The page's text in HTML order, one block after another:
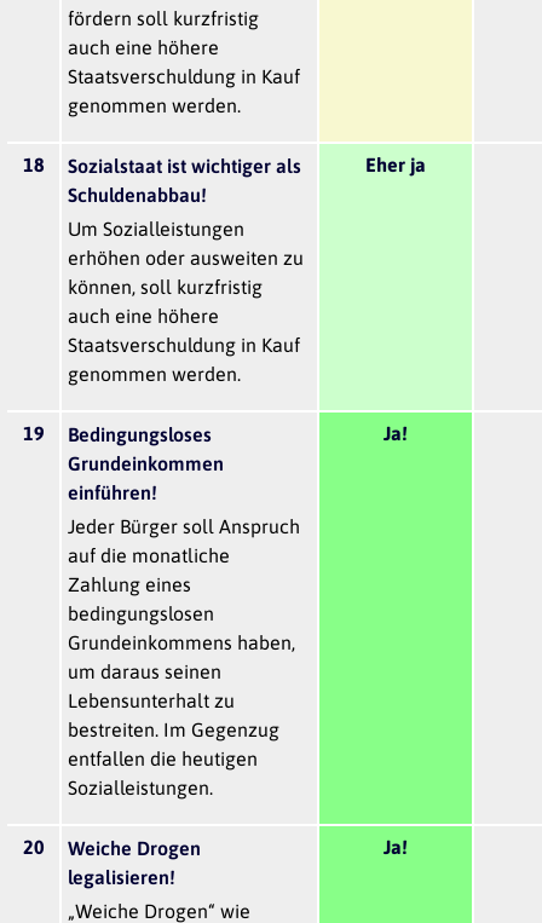
fördern soll kurzfristig
auch eine höhere
Staatsverschuldung in Kauf
genommen werden.
18
Sozialstaat ist wichtiger als
Schuldenabbau!
Um Sozialleistungen
erhöhen oder ausweiten zu
können, soll kurzfristig
auch eine höhere
Staatsverschuldung in Kauf
genommen werden.
Eher ja
19
Bedingungsloses
Grundeinkommen
einführen!
Jeder Bürger soll Anspruch
auf die monatliche
Zahlung eines
bedingungslosen
Grundeinkommens haben,
um daraus seinen
Lebensunterhalt zu
bestreiten. Im Gegenzug
entfallen die heutigen
Sozialleistungen.
Ja!
20
Weiche Drogen
legalisieren!
„Weiche Drogen“ wie
Ja!